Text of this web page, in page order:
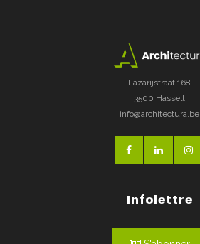
Lazarijstraat 168
3500 Hasselt
info@architectura.be
Infolettre